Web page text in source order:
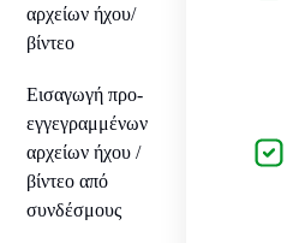
αρχείων ήχου/
βίντεο
Εισαγωγή προ-
εγγεγραμμένων
αρχείων ήχου /
βίντεο από
συνδέσμους